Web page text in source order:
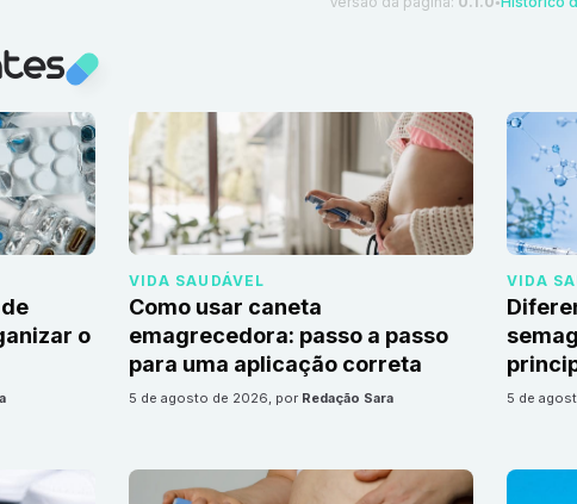
●
o
VIDA SAUDÁVEL
Como usar caneta
emagrecedora: passo a passo
para uma aplicação correta
5 de agosto de 2026, por Redação Sara
VIDA
5 de